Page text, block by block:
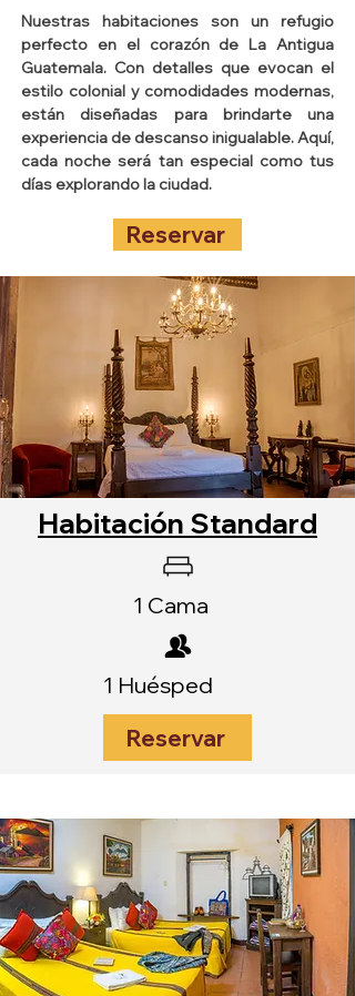
​Nuestras habitaciones son un refugio
perfecto en el corazón de La Antigua
Guatemala. Con detalles que evocan el
estilo colonial y comodidades modernas,
están diseñadas para brindarte una
experiencia de descanso inigualable. Aquí,
cada noche será tan especial como tus
días explorando la ciudad.
Reservar
Habitación Standard
1 Cama
1 Huésped
Reservar